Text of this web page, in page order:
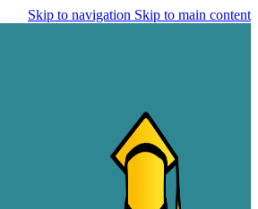
Skip to navigation Skip to main content